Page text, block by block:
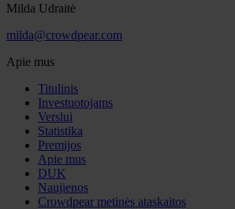
Milda Udraitė
milda@crowdpear.com
Apie mus
Titulinis
Investuotojams
Verslui
Statistika
Premijos
Apie mus
DUK
Naujienos
Crowdpear metinės ataskaitos